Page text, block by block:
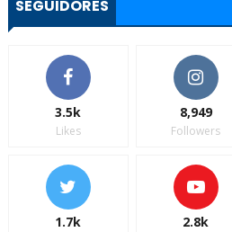
SEGUIDORES
3.5k
Likes
8,949
Followers
1.7k 2.8k